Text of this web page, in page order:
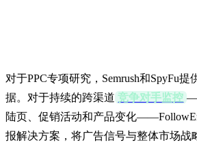
对于PPC专项研究，Semrush和SpyFu
据。对于持续的跨渠道 竞争对手监控
陆页、促销活动和产品变化
报解决方案，将广告信号与整体市场战